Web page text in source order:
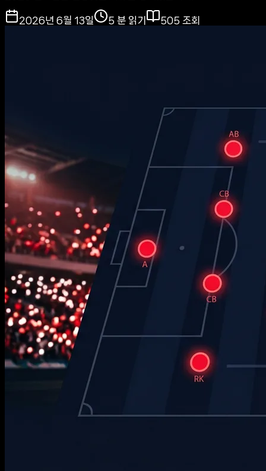
2026년 6월 13일 5 분 읽기 505 조회